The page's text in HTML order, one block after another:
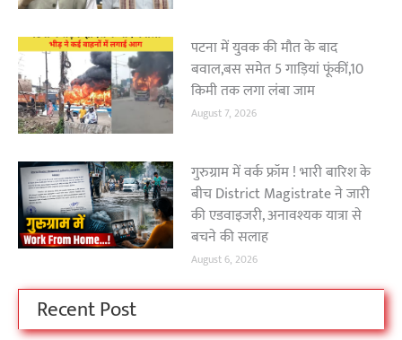
पटना में युवक की मौत के बाद
बवाल,बस समेत 5 गाड़ियां फूंकीं,10
किमी तक लगा लंबा जाम
August 7, 2026
गुरुग्राम में वर्क फ्रॉम ! भारी बारिश के
बीच District Magistrate ने जारी
की एडवाइजरी, अनावश्यक यात्रा से
बचने की सलाह
August 6, 2026
Recent Post